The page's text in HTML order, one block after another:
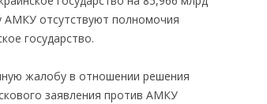
АМКУ отсутствуют полномочия
государство.
жалобу в отношении решения
заявления против АМКУ